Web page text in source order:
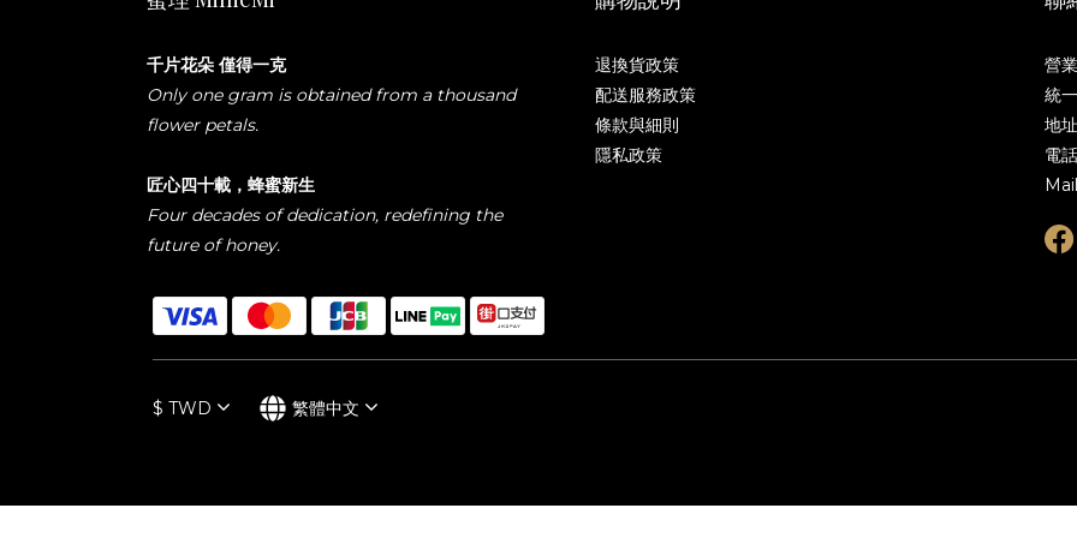
千片花朵 僅得一克
Only one gram is obtained from a thousand
flower petals.
匠心四十載，蜂蜜新生
Four decades of dedication, redefining the
future of honey.
退換貨政策
配送服務政策
條款與細則
隱私政策
營
統
地
電
$ TWD 繁體中文